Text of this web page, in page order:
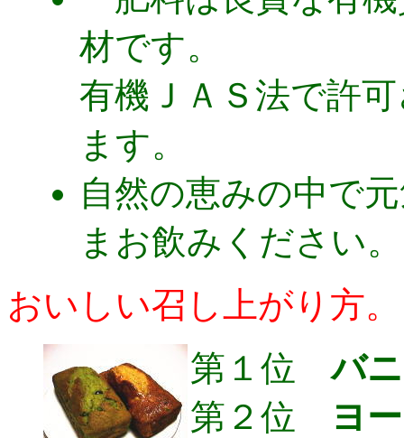
材です。
有機ＪＡＳ法で許
ます。
自然の恵みの中で
まお飲みください
おいしい召し上がり方。
第１位バ
第２位
ヨ